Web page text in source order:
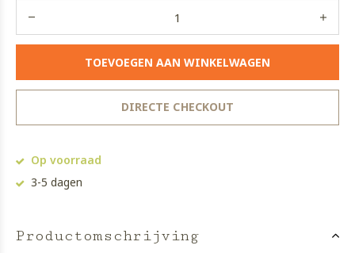
TOEVOEGEN AAN WINKELWAGEN
DIRECTE CHECKOUT
Op voorraad
3-5 dagen
Productomschrijving